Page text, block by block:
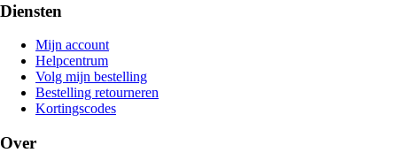
Diensten
Mijn account
Helpcentrum
Volg mijn bestelling
Bestelling retourneren
Kortingscodes
Over